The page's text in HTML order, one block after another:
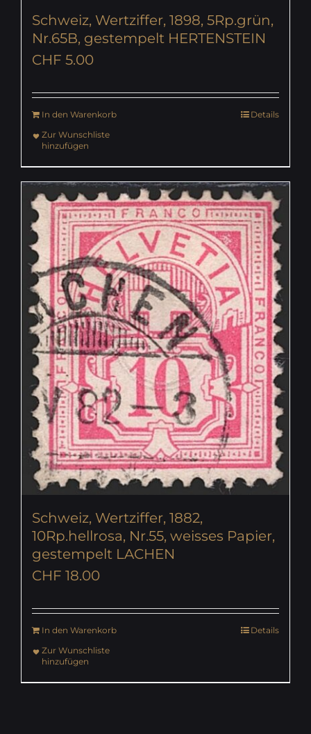
Schweiz, Wertziffer, 1898, 5Rp.grün,
Nr.65B, gestempelt HERTENSTEIN
CHF 5.00
In den Warenkorb
Details
Zur Wunschliste
hinzufügen
Schweiz, Wertziffer, 1882,
10Rp.hellrosa, Nr.55, weisses Papier,
gestempelt LACHEN
CHF 18.00
In den Warenkorb
Details
Zur Wunschliste
hinzufügen